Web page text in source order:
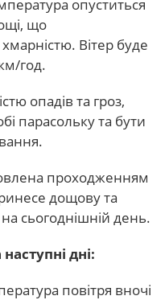
опуститься
що
Вітер буде
год.
опадів та гроз,
парасольку та бути
проходженням
дощову та
сьогоднішній день.
дні:
повітря вночі